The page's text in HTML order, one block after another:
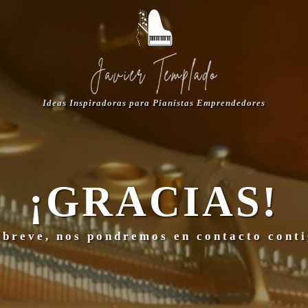
Ideas Inspiradoras para Pianistas Emprendedores
¡GRACIAS!
breve, nos pondremos en contacto